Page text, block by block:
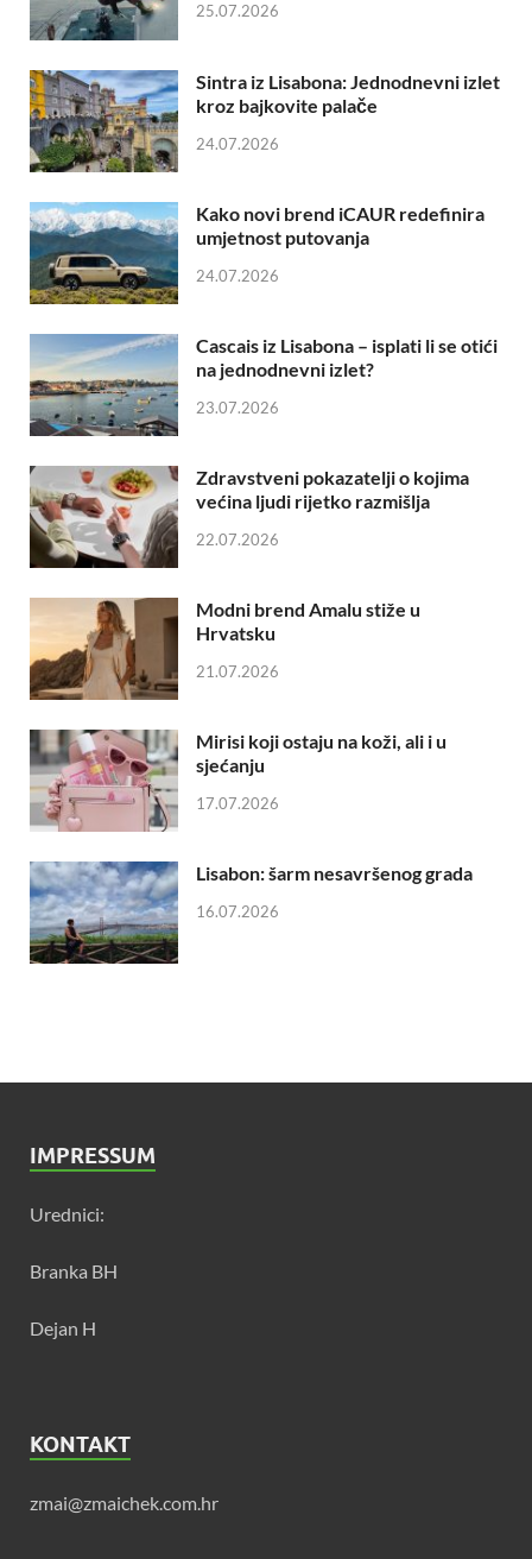
25.07.2026
Sintra iz Lisabona: Jednodnevni izlet
kroz bajkovite palače
24.07.2026
Kako novi brend iCAUR redefinira
umjetnost putovanja
24.07.2026
Cascais iz Lisabona – isplati li se otići
na jednodnevni izlet?
23.07.2026
Zdravstveni pokazatelji o kojima
većina ljudi rijetko razmišlja
22.07.2026
Modni brend Amalu stiže u
Hrvatsku
21.07.2026
Mirisi koji ostaju na koži, ali i u
sjećanju
17.07.2026
Lisabon: šarm nesavršenog grada
16.07.2026
IMPRESSUM
Urednici:
Branka BH
Dejan H
KONTAKT
zmai@zmaichek.com.hr